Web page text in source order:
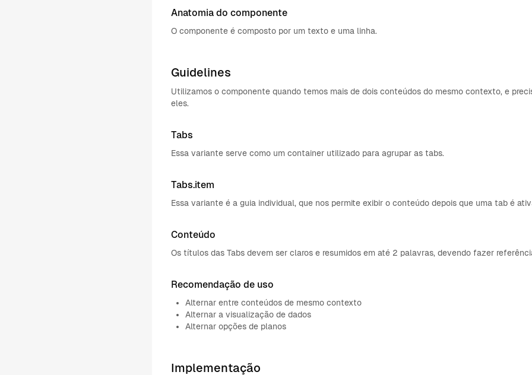
Anatomia do componente
O componente é composto por um texto e uma linha.
Guidelines
Utilizamos o componente quando temos mais de dois conteúdos do mesmo contexto, e
eles.
Tabs
Essa variante serve como um container utilizado para agrupar as tabs.
Tabs.item
Essa variante é a guia individual, que nos permite exibir o conteúdo depois que uma tab é
Conteúdo
Os títulos das Tabs devem ser claros e resumidos em até 2 palavras, devendo fazer
Recomendação de uso
Alternar entre conteúdos de mesmo contexto
Alternar a visualização de dados
Alternar opções de planos
Implementação